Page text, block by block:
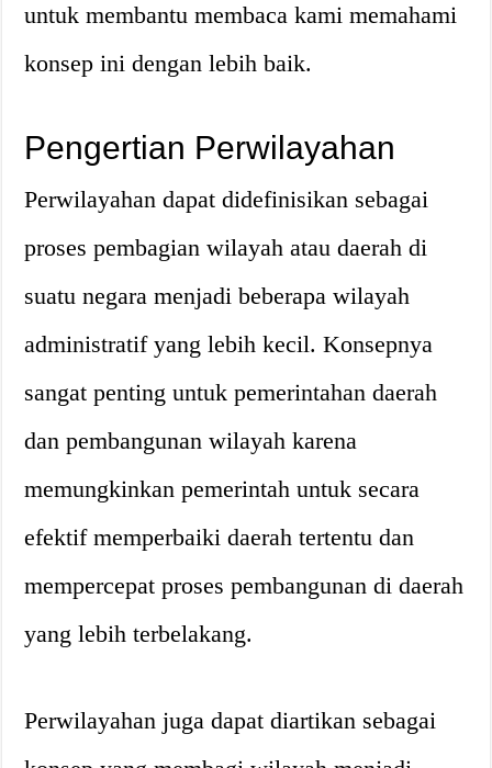
untuk membantu membaca kami memahami
konsep ini dengan lebih baik.
Pengertian Perwilayahan
Perwilayahan dapat didefinisikan sebagai
proses pembagian wilayah atau daerah di
suatu negara menjadi beberapa wilayah
administratif yang lebih kecil. Konsepnya
sangat penting untuk pemerintahan daerah
dan pembangunan wilayah karena
memungkinkan pemerintah untuk secara
efektif memperbaiki daerah tertentu dan
mempercepat proses pembangunan di daerah
yang lebih terbelakang.
Perwilayahan juga dapat diartikan sebagai